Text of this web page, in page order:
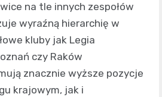
na tle innych zespołów
wyraźną hierarchię w
kluby jak Legia
czy Raków
znacznie wyższe pozycje
krajowym, jak i